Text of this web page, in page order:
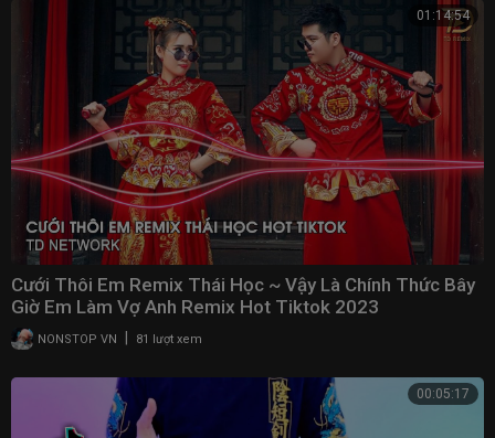
01:14:54
Cưới Thôi Em Remix Thái Học ~ Vậy Là Chính Thức Bây
Giờ Em Làm Vợ Anh Remix Hot Tiktok 2023
NONSTOP VN 81 lượt xem
00:05:17